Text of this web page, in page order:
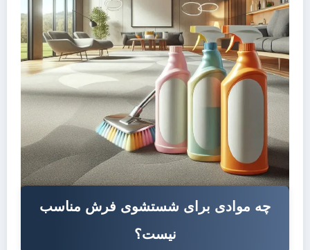
چه موادی برای شستشوی فرش مناسب
نیست؟